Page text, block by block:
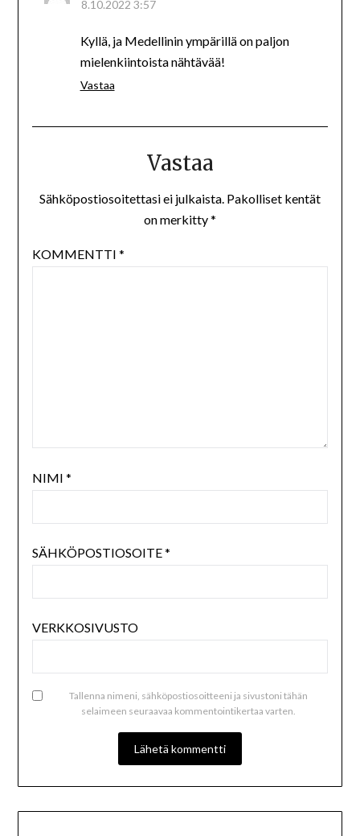
8.10.2022 3:57
Kyllä, ja Medellinin ympärillä on paljon
mielenkiintoista nähtävää!
Vastaa
Vastaa
Sähköpostiosoitettasi ei julkaista. Pakolliset kentät
on merkitty*
KOMMENTTI *
NIMI *
SÄHKÖPOSTIOSOITE*
VERKKOSIVUSTO
Tallenna nimeni, sähköpostiosoitteeni ja sivustoni tähän
selaimeen seuraavaa kommentointikertaa varten.